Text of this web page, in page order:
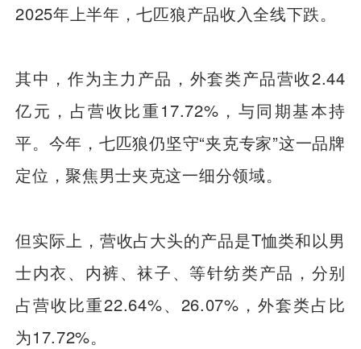
2025年上半年，七匹狼产品收入全线下跌。
其中，作为主力产品，外套类产品营收2.44
亿元，占营收比重17.72%，与同期基本持
平。今年，七匹狼仍坚守“夹克专家”这一品牌
定位，聚焦男士夹克这一细分领域。
但实际上，营收占大头的产品是T恤类和以男
士内衣、内裤、袜子、等针纺类产品，分别
占营收比重22.64%、26.07%，外套类占比
为17.72%。